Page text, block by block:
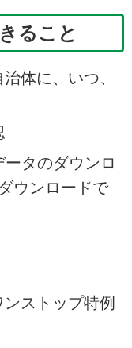
ること
体に、いつ、
タのダウンロ
ウンロードで
ストップ特例